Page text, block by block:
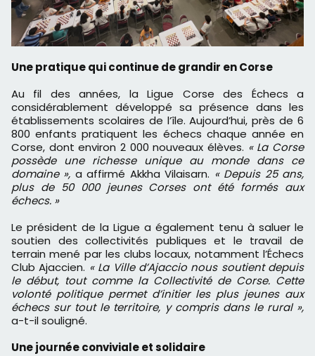
Une pratique qui continue de grandir en Corse
Au fil des années, la Ligue Corse des Échecs a
considérablement développé sa présence dans les
établissements scolaires de l’île. Aujourd’hui, près de 6
800 enfants pratiquent les échecs chaque année en
Corse, dont environ 2 000 nouveaux élèves. « La Corse
possède une richesse unique au monde dans ce
domaine », a affirmé Akkha Vilaisarn. « Depuis 25 ans,
plus de 50 000 jeunes Corses ont été formés aux
échecs. »
Le président de la Ligue a également tenu à saluer le
soutien des collectivités publiques et le travail de
terrain mené par les clubs locaux, notamment l’Échecs
Club Ajaccien. « La Ville d’Ajaccio nous soutient depuis
le début, tout comme la Collectivité de Corse. Cette
volonté politique permet d’initier les plus jeunes aux
échecs sur tout le territoire, y compris dans le rural »,
a-t-il souligné.
Une journée conviviale et solidaire